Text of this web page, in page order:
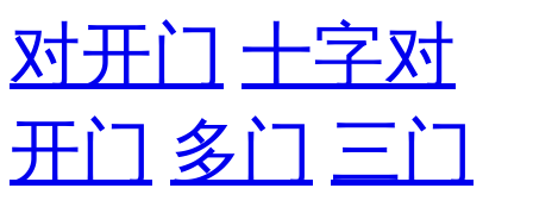
对开门 十字对
开门 多门 三门